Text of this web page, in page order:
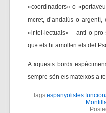
«coordinadors» o
moret, d’andalús o
«intel·lectuals» —anti o pro
que els hi amollen els del
A aquests bords
sempre són els mateixos a
Tags:espanyolistes